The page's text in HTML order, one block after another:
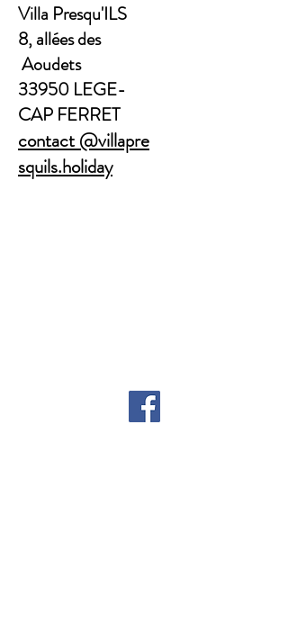
Villa Presqu'ILS
8, allées des
Aoudets
33950 LEGE-
CAP FERRET
contact@villapre
squils.holiday